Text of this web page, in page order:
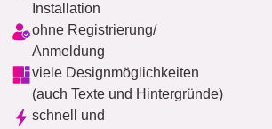
Installation
ohne Registrierung/
Anmeldung
viele Designmöglichkeiten
(auch Texte und Hintergründe)
schnell und